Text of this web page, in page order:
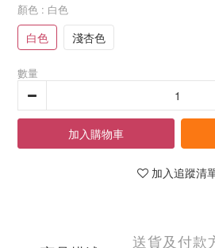
顏色 : 白色
白色 淺杏色
數量
加入購物車
加入追蹤清
送貨及付款